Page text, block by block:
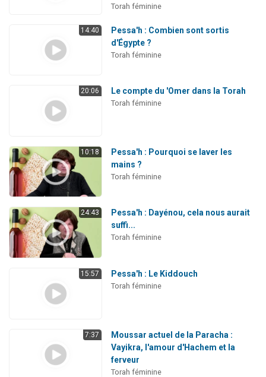
Torah féminine
14:40
Pessa'h : Combien sont sortis
d'Égypte ?
Torah féminine
20:06 Le compte du 'Omer dans la Torah
Torah féminine
10:18
Pessa'h : Pourquoi se laver les
mains ?
Torah féminine
24:43
Pessa'h : Dayénou, cela nous aurait
suffi...
Torah féminine
15:57 Pessa'h : Le Kiddouch
Torah féminine
7:37
Moussar actuel de la Paracha :
Vayikra, l'amour d'Hachem et la
ferveur
Torah féminine